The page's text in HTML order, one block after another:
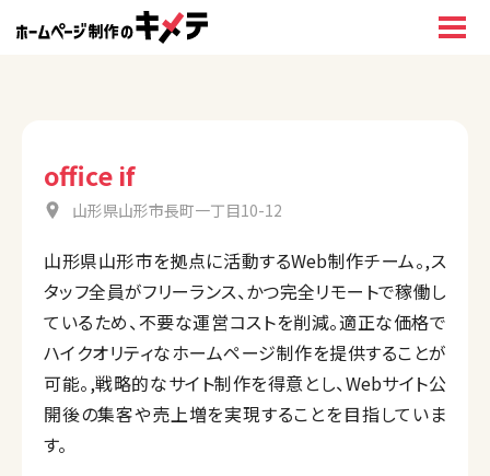
office if
山形県山形市長町一丁目10-12
山形県山形市を拠点に活動するWeb制作チーム。,ス
タッフ全員がフリーランス、かつ完全リモートで稼働し
ているため、不要な運営コストを削減。適正な価格で
ハイクオリティなホームページ制作を提供することが
可能。,戦略的なサイト制作を得意とし、Webサイト公
開後の集客や売上増を実現することを目指していま
す。